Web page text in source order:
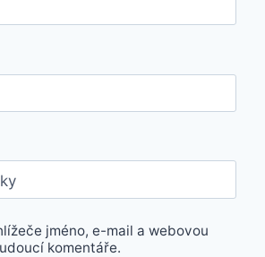
jméno, e-mail a webovou
komentáře.